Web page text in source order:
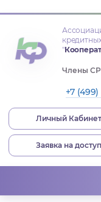
"
Члены
+7 (499)
Личный Кабинет
Заявка на доступ